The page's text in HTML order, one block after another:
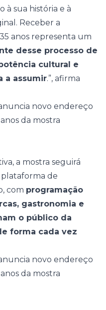
à sua história e à
Receber a
anos representa um
desse processo de
cultural e
a assumir.”, afirma
a mostra seguirá
de
com programação
gastronomia e
o público da
forma cada vez